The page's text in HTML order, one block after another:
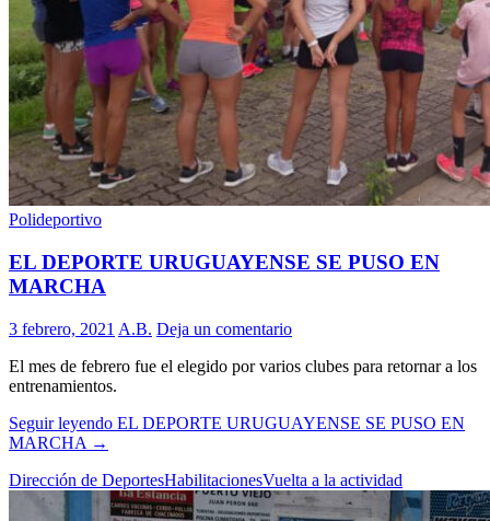
Polideportivo
EL DEPORTE URUGUAYENSE SE PUSO EN
MARCHA
3 febrero, 2021 A.B. Deja un comentario
El mes de febrero fue el elegido por varios clubes para retornar a los
entrenamientos.
Seguir leyendo EL DEPORTE URUGUAYENSE SE PUSO EN
MARCHA →
Dirección de DeportesHabilitacionesVuelta a la actividad